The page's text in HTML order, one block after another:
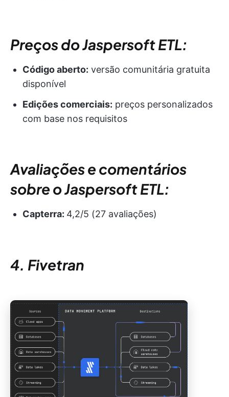
Preços do Jaspersoft ETL:
Código aberto: versão comunitária gratuita
disponível
Edições comerciais: preços personalizados
com base nos requisitos
Avaliações e comentários
sobre o Jaspersoft ETL:
Capterra: 4,2/5 (27 avaliações)
4. Fivetran